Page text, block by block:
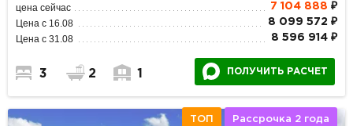
цена сейчас 7 104 888 ₽
Цена с 16.08 8 099 572 ₽
Цена с 31.08 8 596 914 ₽
3 2 1 ПОЛУЧИТЬ РАСЧЕТ
ТОП Рассрочка 2 года